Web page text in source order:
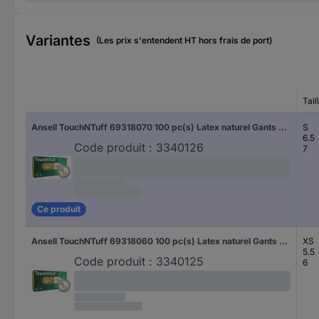
Variantes (Les prix s'entendent HT hors frais de port)
Ansell TouchNTuff 69318070 100 pc(s) Latex naturel Gants à usage unique Taille (gants): S, 6.5, 7 EN 21420:2020
Code produit : 3340126
Ce produit
S
6.5
7
Ansell TouchNTuff 69318060 100 pc(s) Latex naturel Gants à usage unique Taille (gants): XS, 5.5, 6 EN 21420:2020
Code produit : 3340125
XS
5.5
6